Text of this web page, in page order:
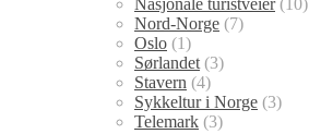
Nord-Norge (7)
Oslo (1)
Sørlandet (3)
Stavern (4)
Sykkeltur i Norge (3)
Telemark (3)